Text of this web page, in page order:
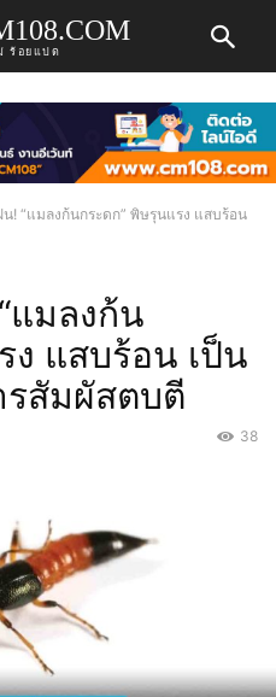
ร้อยแปด
! “แมลงก้นกระดก” พิษรุนแรง แสบร้อน
แมลงก้น
ง แสบร้อน เป็น
รสัมผัสตบตี
38